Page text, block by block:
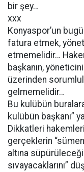
bir şey…
xxx
Konyaspor’un
fatura etmek,
etmemelidir…
başkanın,
üzerinden
gelmemelidir…
Bu kulübün
kulübün başkanı”
Dikkatleri
gerçeklerin
altına
sıvayacaklarını”